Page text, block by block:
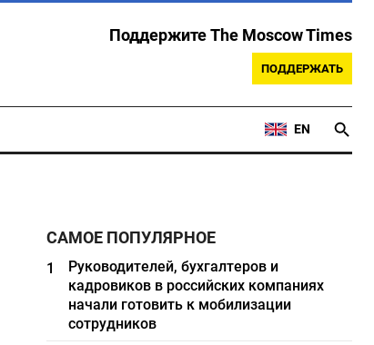
Поддержите The Moscow Times
ПОДДЕРЖАТЬ
EN
САМОЕ ПОПУЛЯРНОЕ
1
Руководителей, бухгалтеров и
кадровиков в российских компаниях
начали готовить к мобилизации
сотрудников